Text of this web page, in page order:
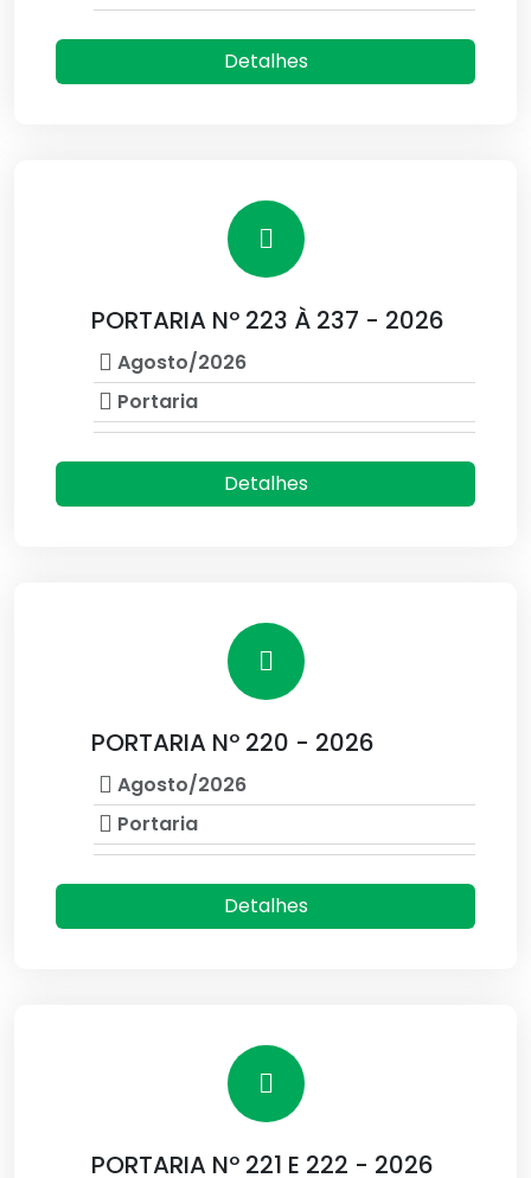
Detalhes
PORTARIA Nº 223 À 237 - 2026
Agosto/2026
Portaria
Detalhes
PORTARIA Nº 220 - 2026
Agosto/2026
Portaria
Detalhes
PORTARIA Nº 221 E 222 - 2026